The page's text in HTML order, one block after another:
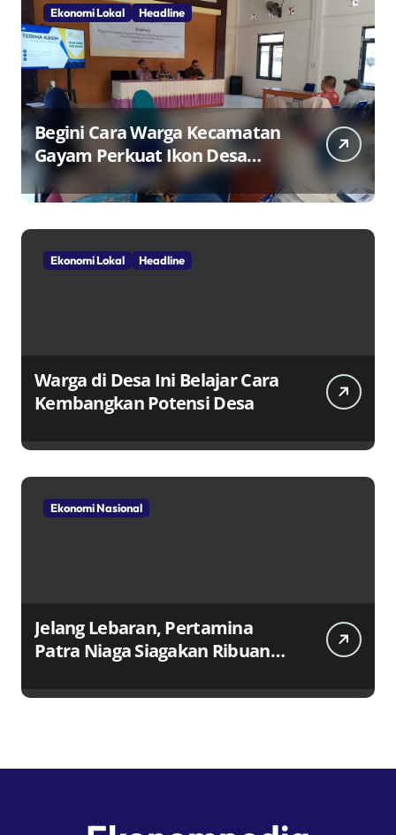
Ekonomi Lokal Headline
Begini Cara Warga Kecamatan
Gayam Perkuat Ikon Desa
Penggerak Ekonomi Lokal
Melalui TPID
Ekonomi Lokal Headline
Warga di Desa Ini Belajar Cara
Kembangkan Potensi Desa
Ekonomi Nasional
Jelang Lebaran, Pertamina
Patra Niaga Siagakan Ribuan